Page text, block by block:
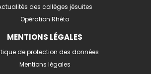
des collèges jésuites
Opération Rhéto
MENTIONS LÉGALES
de protection des données
Mentions légales